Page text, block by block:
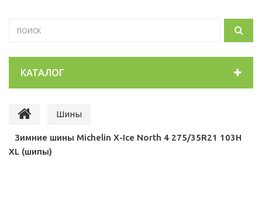
КАТАЛОГ
Шины
Зимние шины Michelin X-Ice North 4 275/35R21 103H
XL (шипы)